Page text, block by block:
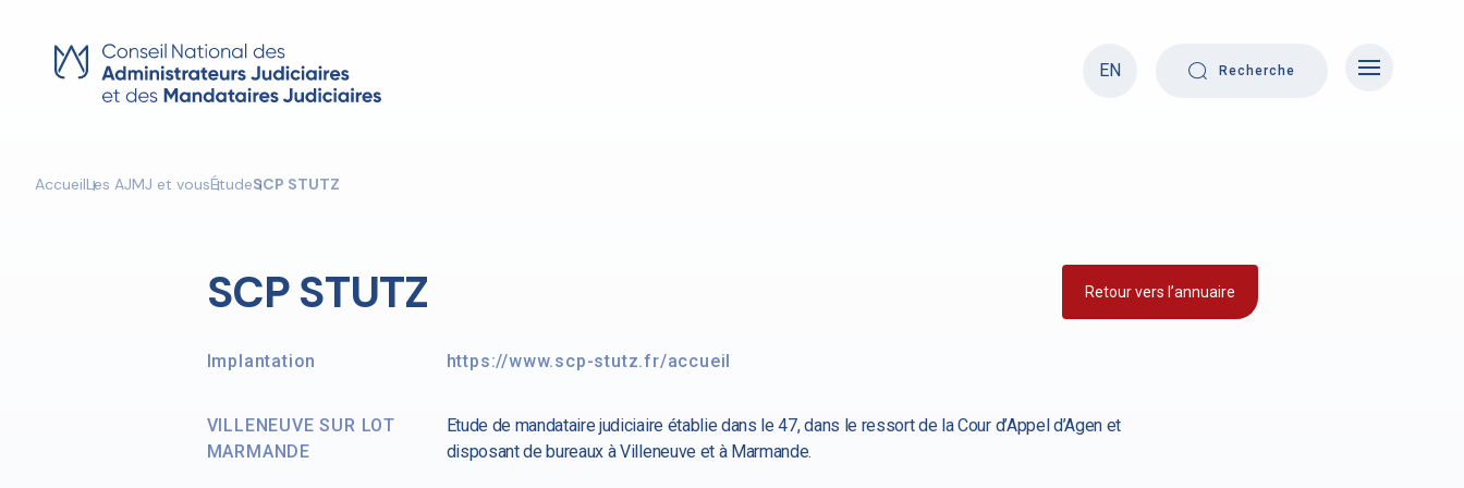
content
EN
Recherche
AccueilLes AJMJ et vousÉtudeSCP STUTZ
SCP STUTZ Retour vers l’annuaire
Implantation
VILLENEUVE SUR LOT
MARMANDE
https://www.scp-stutz.fr/accueil
Etude de mandataire judiciaire établie dans le 47, dans le ressort de la Cour d’Appel d’Agen et
disposant de bureaux à Villeneuve et à Marmande.